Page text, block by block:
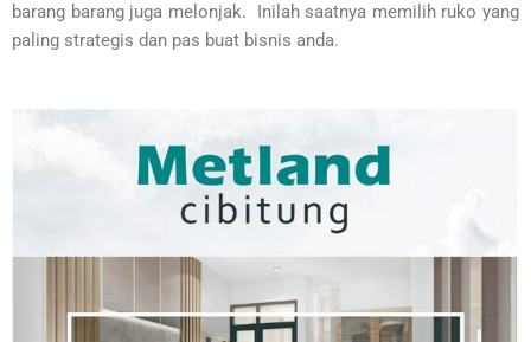
barang barang juga melonjak. Inilah saatnya memilih ruko yang
paling strategis dan pas buat bisnis anda.